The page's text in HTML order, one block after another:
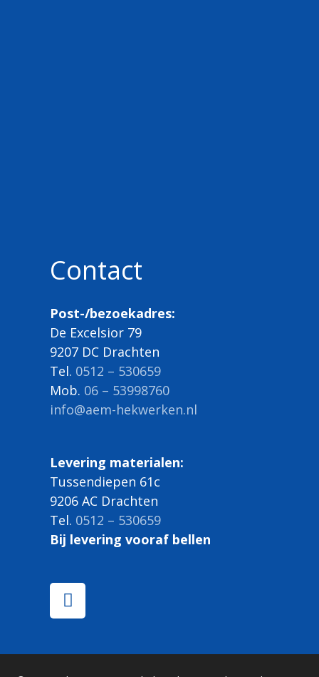
Contact
Post-/bezoekadres:
De Excelsior 79
9207 DC Drachten
Tel. 0512 – 530659
Mob. 06 – 53998760
info@aem-hekwerken.nl
Levering materialen:
Tussendiepen 61c
9206 AC Drachten
Tel. 0512 – 530659
Bij levering vooraf bellen